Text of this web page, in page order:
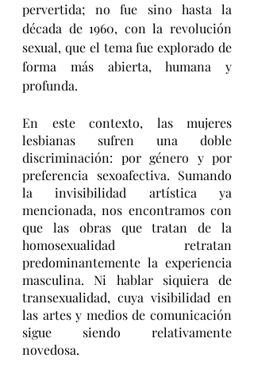
pervertida; no fue sino hasta la
década de 1960, con la revolución
sexual, que el tema fue explorado de
forma más abierta, humana y
profunda.
En este contexto, las mujeres
lesbianas sufren una doble
discriminación: por género y por
preferencia sexoafectiva. Sumando
la invisibilidad artística ya
mencionada, nos encontramos con
que las obras que tratan de la
homosexualidad retratan
predominantemente la experiencia
masculina. Ni hablar siquiera de
transexualidad, cuya visibilidad en
las artes y medios de comunicación
sigue siendo relativamente
novedosa.